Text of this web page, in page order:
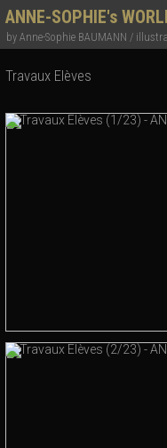
ANNE-SOPHIE's
by Anne-Sophie BAUMANN /
Travaux Elèves